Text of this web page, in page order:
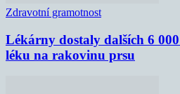
Zdravotní gramotnost
Lékárny dostaly dalších 6
léku na rakovinu prsu